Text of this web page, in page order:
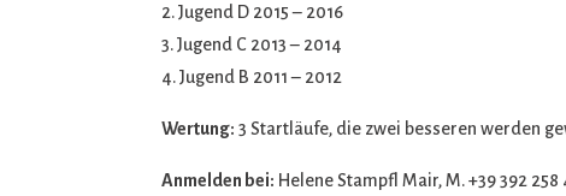
2. Jugend D 2015 – 2016
3. Jugend C 2013 – 2014
4. Jugend B 2011 – 2012
Wertung: 3 Startläufe, die zwei besseren werden
Anmelden bei: Helene Stampfl Mair, M. +39 392